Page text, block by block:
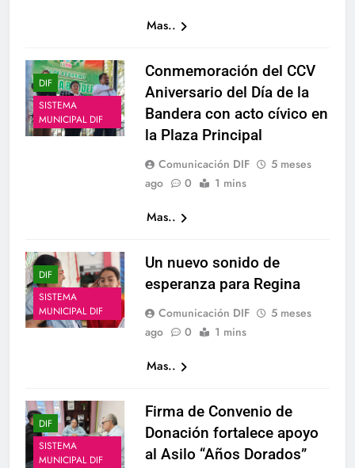
Mas..
DIF
SISTEMA
MUNICIPAL DIF
Conmemoración del CCV
Aniversario del Día de la
Bandera con acto cívico en
la Plaza Principal
Comunicación DIF
5 meses
ago
0 1 mins
Mas..
DIF
SISTEMA
MUNICIPAL DIF
Un nuevo sonido de
esperanza para Regina
Comunicación DIF
5 meses
ago
0 1 mins
Mas..
DIF
SISTEMA
MUNICIPAL DIF
Firma de Convenio de
Donación fortalece apoyo
al Asilo “Años Dorados”